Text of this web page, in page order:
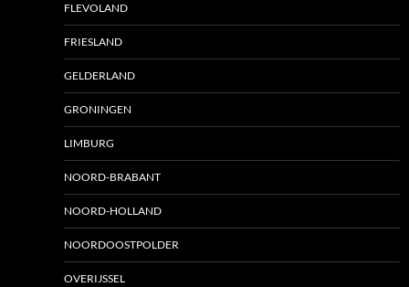
FLEVOLAND
FRIESLAND
GELDERLAND
GRONINGEN
LIMBURG
NOORD-BRABANT
NOORD-HOLLAND
NOORDOOSTPOLDER
OVERIJSSEL